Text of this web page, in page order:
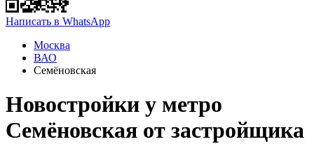
Написать в WhatsApp
Москва
ВАО
Семёновская
Новостройки у метро
Семёновская от застройщика